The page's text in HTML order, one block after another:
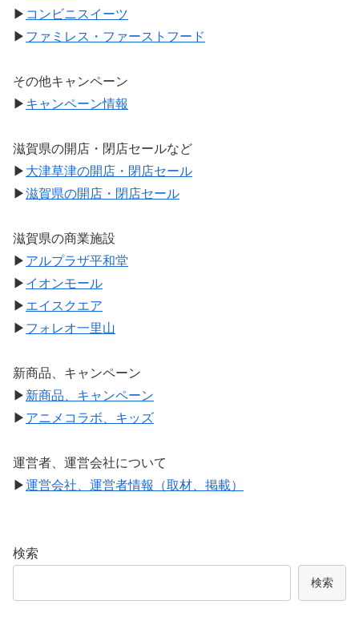
▶ コンビニスイーツ
▶ ファミレス・ファーストフード
その他キャンペーン
▶ キャンペーン情報
滋賀県の開店・閉店セールなど
▶ 大津草津の開店・閉店セール
▶滋賀県の開店・閉店セール
滋賀県の商業施設
▶ アルプラザ平和堂
▶ イオンモール
▶ エイスクエア
▶ フォレオ一里山
新商品、キャンペーン
▶ 新商品、キャンペーン
▶ アニメコラボ、キッズ
運営者、運営会社について
▶運営会社、運営者情報（取材、掲載）
検索
検索